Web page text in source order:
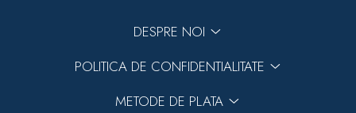
DESPRE NOI
POLITICA DE CONFIDENTIALITATE
METODE DE PLATA